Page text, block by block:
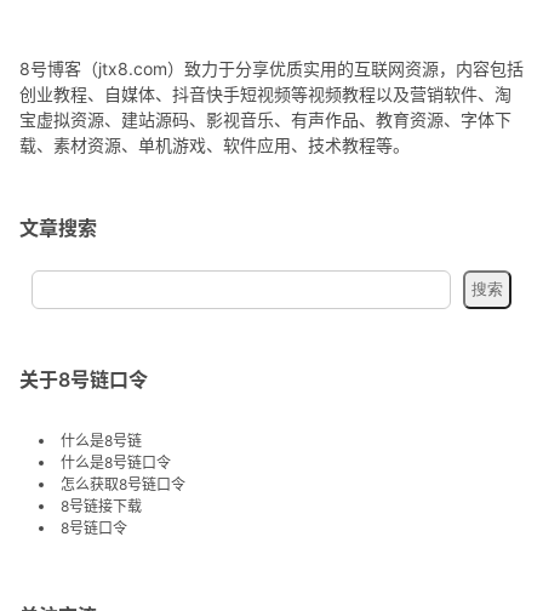
8号博客（jtx8.com）致力于分享优质实用的互联网资源，内容包括
创业教程、自媒体、抖音快手短视频等视频教程以及营销软件、淘
宝虚拟资源、建站源码、影视音乐、有声作品、教育资源、字体下
载、素材资源、单机游戏、软件应用、技术教程等。
文章搜索
关于8号链口令
什么是8号链
什么是8号链口令
怎么获取8号链口令
8号链接下载
8号链口令